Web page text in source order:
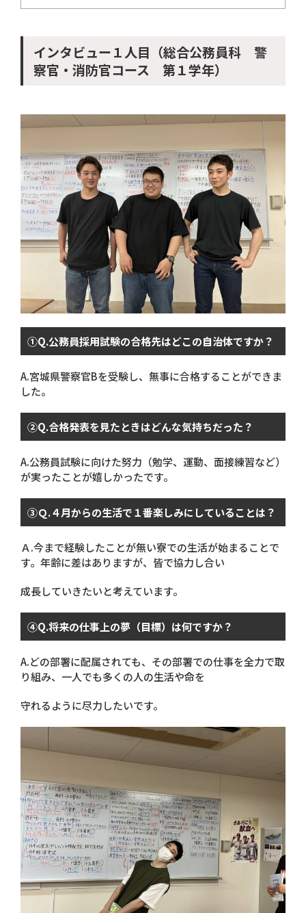
インタビュー１人目（総合公務員科 警
察官・消防官コース 第１学年）
①Q.公務員採用試験の合格先はどこの自治体ですか？
A.宮城県警察官Bを受験し、無事に合格することができま
した。
②Q.合格発表を見たときはどんな気持ちだった？
A.公務員試験に向けた努力（勉学、運動、面接練習など）
が実ったことが嬉しかったです。
③Ｑ.４月からの生活で１番楽しみにしていることは？
Ａ.今まで経験したことが無い寮での生活が始まることで
す。年齢に差はありますが、皆で協力し合い
成長していきたいと考えています。
④Q.将来の仕事上の夢（目標）は何ですか？
A.どの部署に配属されても、その部署での仕事を全力で取
り組み、一人でも多くの人の生活や命を
守れるように尽力したいです。